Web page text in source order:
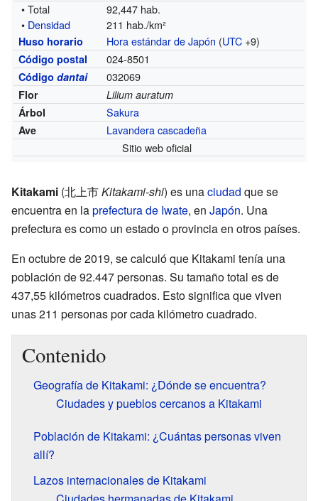
• Total
92,447 hab.
• Densidad 211 hab./km²
Huso horario Hora estándar de Japón (UTC +9)
Código postal 024-8501
Códigodantai 032069
Flor
Lilium auratum
Árbol
Sakura
Ave
Lavandera cascadeña
Sitio web oficial
Kitakami (北上市Kitakami-shi) es unaciudad que se
encuentra en laprefectura de Iwate, en Japón. Una
prefectura es como un estado o provincia en otros países.
En octubre de 2019, se calculó que Kitakami tenía una
población de 92.447 personas. Su tamaño total es de
437,55 kilómetros cuadrados. Esto significa que viven
unas 211 personas por cada kilómetro cuadrado.
Contenido
Geografía de Kitakami: ¿Dónde se encuentra?
Ciudades y pueblos cercanos a Kitakami
Población de Kitakami: ¿Cuántas personas viven
allí?
Lazos internacionales de Kitakami